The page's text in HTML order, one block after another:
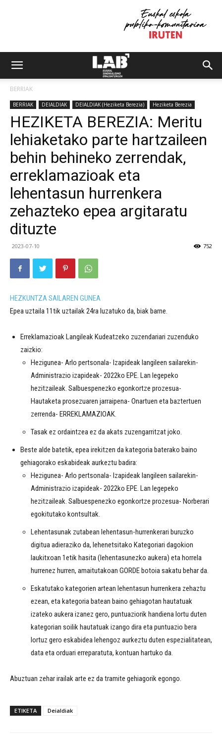
BERRIAK
BERRIAK DEIALDIAK DEIALDIAK (Heziketa Berezia) Heziketa Berezia
HEZIKETA BEREZIA: Meritu
lehiaketako parte hartzaileen
behin behineko zerrendak,
erreklamazioak eta
lehentasun hurrenkera
zehazteko epea argitaratu
dituzte
2023-07-10 752
HEZKUNTZA SAILAREN GUNEA
Epea uztaila 11tik uztailak 24ra luzatuko da, biak barne.
Erreklamazioak Langileak Kudeatzeko zuzendariari zuzenduko
zaizkio:
Hezigunea- Arlo pertsonala- Izapideak langileen sailarekin-
Administrazio izapideak- 2022ko EPE. Lan legepeko
hezitzaileak. Salbuespenezko egonkortze prozesua-
Hautaketa prosezuaren jarraipena- Onartuen eta baztertuen
zerrenda- ERREKLAMAZIOAK.
Tasak ez ordaintzea ez da akats zuzengarritzat joko.
Beste alde batetik, epea irekitzen da kategoria baterako baino
gehiagorako eskabideak aurkeztu badira:
Hezigunea- Arlo pertsonala- Izapideak langileen sailarekin-
Administrazio izapideak- 2022ko EPE. Lan legepeko
hezitzaileak. Salbuespenezko egonkortze prozesua- Norberari
egokitutako kontsultak.
Lehentasunak zutabean lehentasun-hurrenkerari buruzko
digitua adieraziko da, lehenetsitako Kategoriari dagokion
laukitxoan 1etik hasita (lehentasunezko aukera) eta horrela
hurrenez hurren, amaitutakoan GORDE botoia sakatu behar da.
Eskatutako kategorien artean lehentasun hurrenkera zehaztu
ezean, eta kategoria batean baino gehiagotan hautatuak
izateko aukera izanez gero, puntuaziorik handiena lortu duten
kategorian soilik hautatuak izango dira eta puntuazio bera
lortuz gero eskabidea lehengoz aurkeztu duten espezialitatean,
data eta orduari erreparatuta, kontuan hartuko da.
Abuztuan zehar irailak arte ez da tramite gehiagorik egongo.
ETIKETA Deialdiak